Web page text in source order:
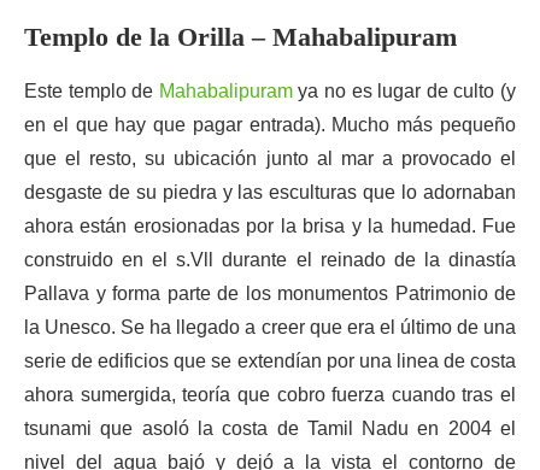
Templo de la Orilla – Mahabalipuram
Este templo de Mahabalipuramya no es lugar de culto (y
en el que hay que pagar entrada). Mucho más pequeño
que el resto, su ubicación junto al mar a provocado el
desgaste de su piedra y las esculturas que lo adornaban
ahora están erosionadas por la brisa y la humedad. Fue
construido en el s.Vll durante el reinado de la dinastía
Pallava y forma parte de los monumentos Patrimonio de
la Unesco. Se ha llegado a creer que era el último de una
serie de edificios que se extendían por una linea de costa
ahora sumergida, teoría que cobro fuerza cuando tras el
tsunami que asoló la costa de Tamil Nadu en 2004 el
nivel del agua bajó y dejó a la vista el contorno de